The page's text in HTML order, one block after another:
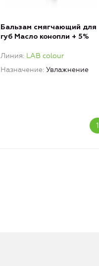
Бальзам смягчающий для
губ Масло конопли + 5%
Линия LAB colour
Назначение Увлажнение
1